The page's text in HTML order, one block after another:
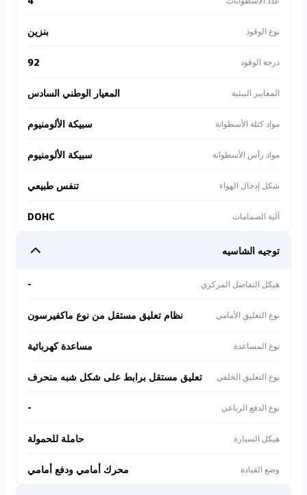
نوع الوقود بنزين
درجة الوقود 92
المعايير البيئية المعيار الوطني السادس
مواد كتلة الأسطوانة سبيكة الألومنيوم
مواد رأس الأسطوانة سبيكة الألومنيوم
شكل إدخال الهواء تنفس طبيعي
آلية الصمامات DOHC
توجيه الشاسيه
هيكل التفاضل المركزي -
نوع التعليق الأمامي نظام تعليق مستقل من نوع ماكفيرسون
نوع المساعدة مساعدة كهربائية
نوع التعليق الخلفي تعليق مستقل برابط على شكل شبه منحرف
نوع الدفع الرباعي -
هيكل السيارة حاملة للحمولة
وضع القيادة محرك أمامي ودفع أمامي